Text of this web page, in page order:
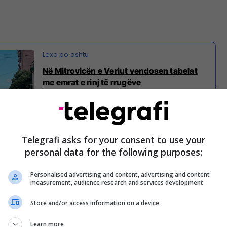
Në Mitrovicën e Veriut vendosen tabelat
me emrat e rinj të rrugëve
në Facebook, Pacolli kritikoi kundërshtarët e
thënë se po reagojnë ata që dikur, sipas saj, nuk
veri të Kosovës.
nga ata që edhe nuk është e çuditshme që
as nuk arrinin të shkelnin në veri se lëre më të
andej. E sot pikërisht këta na sillën si të
Telegrafi asks for your consent to use your
personal data for the following purposes:
Personalised advertising and content, advertising and content
measurement, audience research and services development
Store and/or access information on a device
Learn more